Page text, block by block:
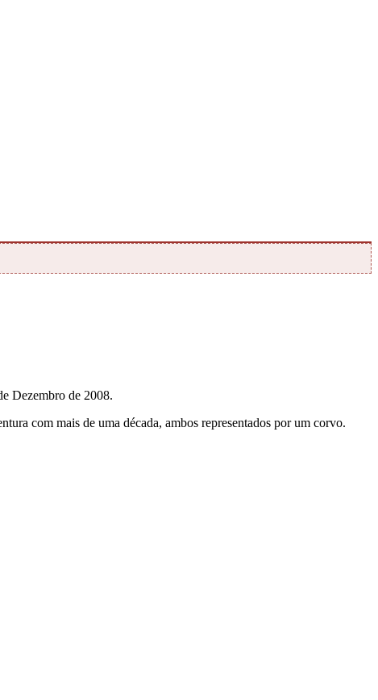
Dezembro de 2008.
com mais de uma década, ambos representados por um corvo.